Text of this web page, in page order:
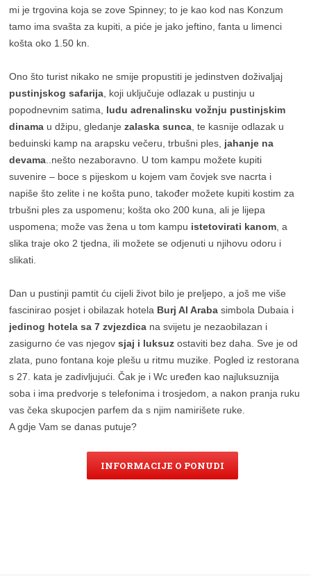
mi je trgovina koja se zove Spinney; to je kao kod nas Konzum
tamo ima svašta za kupiti, a piće je jako jeftino, fanta u limenci
košta oko 1.50 kn.
Ono što turist nikako ne smije propustiti je jedinstven doživaljaj
pustinjskog safarija, koji uključuje odlazak u pustinju u
popodnevnim satima, ludu adrenalinsku vožnju pustinjskim
dinama u džipu, gledanjezalaska sunca, te kasnije odlazak u
beduinski kamp na arapsku večeru, trbušni ples, jahanje na
devama..nešto nezaboravno. U tom kampu možete kupiti
suvenire – boce s pijeskom u kojem vam čovjek sve nacrta i
napiše što zelite i ne košta puno, također možete kupiti kostim za
trbušni ples za uspomenu; košta oko 200 kuna, ali je lijepa
uspomena; može vas žena u tom kampu istetovirati kanom, a
slika traje oko 2 tjedna, ili možete se odjenuti u njihovu odoru i
slikati.
Dan u pustinji pamtit ću cijeli život bilo je preljepo, a još me više
fascinirao posjet i obilazak hotela Burj Al Araba simbola Dubaia i
jedinog hotela sa 7 zvjezdica na svijetu je nezaobilazan i
zasigurno će vas njegovsjaj i luksuz ostaviti bez daha. Sve je od
zlata, puno fontana koje plešu u ritmu muzike. Pogled iz restorana
s 27. kata je zadivljujući. Čak je i Wc uređen kao najluksuznija
soba i ima predvorje s telefonima i trosjedom, a nakon pranja ruku
vas čeka skupocjen parfem da s njim namirišete ruke.
A gdje Vam se danas putuje?
INFORMACIJE O PONUDI